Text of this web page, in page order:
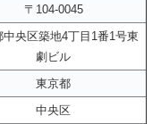
〒104-0045
中央区築地4丁目1番1号東
劇ビル
東京都
中央区